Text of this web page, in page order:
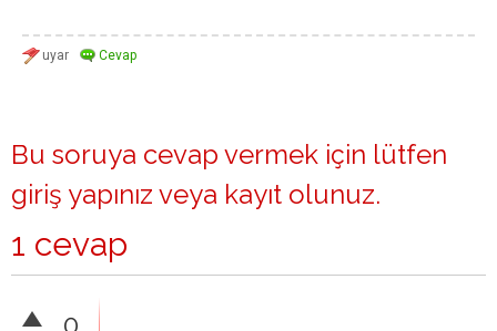
Bu soruya cevap vermek için lütfen
giriş yapınız veya kayıt olunuz.
1 cevap